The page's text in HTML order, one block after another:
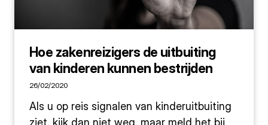
Hoe zakenreizigers de uitbuiting
van kinderen kunnen bestrijden
26/02/2020
Als u op reis signalen van kinderuitbuiting
ziet, kijk dan niet weg, maar meld het bij